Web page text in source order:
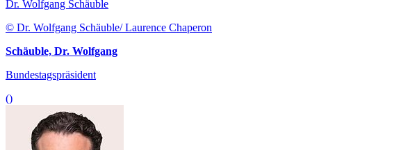
Dr. Wolfgang Schäuble
© Dr. Wolfgang Schäuble/ Laurence Chaperon
Schäuble, Dr. Wolfgang
Bundestagspräsident
()